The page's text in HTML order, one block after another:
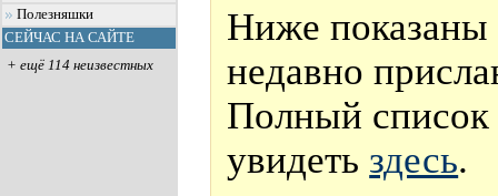
Полезняшки
СЕЙЧАС НА САЙТЕ
+ ещё 114 неизвестных
Ниже показаны
недавно
Полный
увидеть здесь.